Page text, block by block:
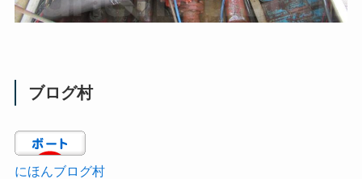
ブログ村
にほんブログ村